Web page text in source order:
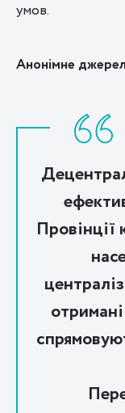
умов.
Анонімне